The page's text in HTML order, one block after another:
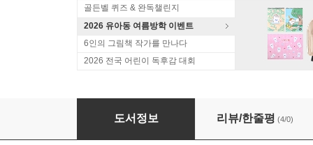
골든벨 퀴즈 & 완독챌린지
2026 유아동 여름방학 이벤트
6인의 그림책 작가를 만나다
2026 전국 어린이 독후감 대회
천둥치던 날
도서정보 리뷰/한줄평 (4/0)